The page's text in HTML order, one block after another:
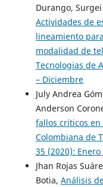
Durango,
Actividades de
lineamiento
modalidad de
Tecnologias de
– Diciembre
July Andrea
Anderson
fallos críticos
Colombiana de
35 (2020): Enero
Jhan Rojas
Botia, Análisis